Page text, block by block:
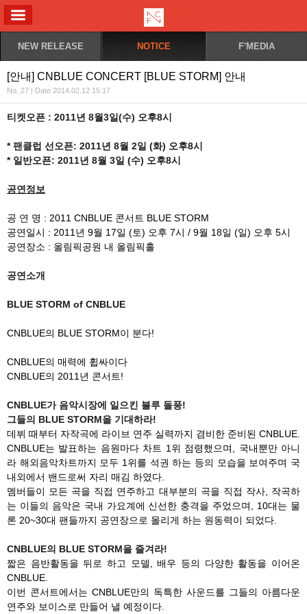
NEW RELEASE NOTICE F'MEDIA
[안내] CNBLUE CONCERT [BLUE STORM] 안내
No. 27 | Date 2014.02.12 15:17
티켓오픈 : 2011년 8월3일(수) 오후8시
* 팬클럽 선오픈: 2011년 8월 2일 (화) 오후8시
* 일반오픈: 2011년 8월 3일 (수) 오후8시
공연정보
공 연 명 : 2011 CNBLUE 콘서트 BLUE STORM
공연일시 : 2011 년 9월 17일 (토) 오후 7시 / 9월 18일 (일) 오후 5시
공연장소 : 올림픽공원 내 올림픽홀
공연소개
BLUE STORM of CNBLUE
CNBLUE의 BLUE STORM이 분다!
CNBLUE의 매력에 휩싸이다
CNBLUE의 2011년 콘서트!
CNBLUE가 음악시장에 일으킨 블루 돌풍!
그들의 BLUE STORM을 기대하라!
데뷔 때부터 자작곡에 라이브 연주 실력까지 겸비한 준비된 CNBLUE.
CNBLUE는 발표하는 음원마다 차트 1위 점령했으며, 국내뿐만 아니
라 해외음악차트까지 모두 1위를 석권 하는 등의 모습을 보여주며 국
내외에서 밴드로써 자리 매김 하였다.
멤버들이 모든 곡을 직접 연주하고 대부분의 곡을 직접 작사, 작곡하
는 이들의 음악은 국내 가요계에 신선한 충격을 주었으며, 10대는 물
론 20~30대 팬들까지 공연장으로 몰리게 하는 원동력이 되었다.
CNBLUE의 BLUE STORM을 즐겨라!
짧은 음반활동을 뒤로 하고 모델, 배우 등의 다양한 활동을 이어온
CNBLUE.
이번 콘서트에서는 CNBLUE만의 독특한 사운드를 그들의 아름다운
연주와 보이스로 만들어 낼 예정이다.